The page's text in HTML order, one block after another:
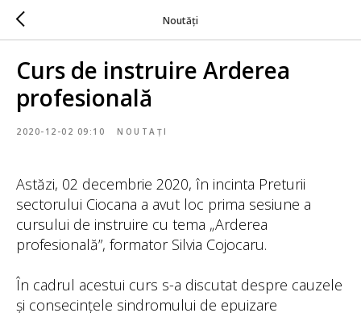
Noutăți
Curs de instruire Arderea
profesională
2020-12-02 09:10 NOUTAȚI
Astăzi, 02 decembrie 2020, în incinta Preturii
sectorului Ciocana a avut loc prima sesiune a
cursului de instruire cu tema „Arderea
profesională”, formator Silvia Cojocaru.
În cadrul acestui curs s-a discutat despre cauzele
și consecințele sindromului de epuizare